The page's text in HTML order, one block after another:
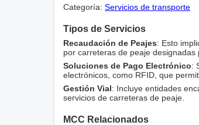
Categoría: Servicios de transporte
Tipos de Servicios
Recaudación de Peajes: Esto
por carreteras de peaje
Soluciones de Pago Electrónico:
electrónicos, como RFID, que
Gestión Vial: Incluye entidades
servicios de carreteras de peaje.
MCC Relacionados